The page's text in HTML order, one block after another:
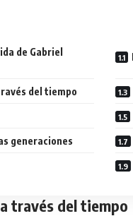
de Gabriel
del tiempo
generaciones
través del tiempo